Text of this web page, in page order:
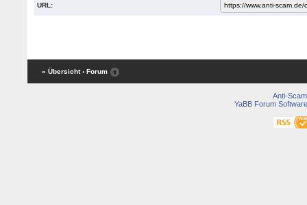
URL:
« Übersicht ‹ Forum
Anti-Scam
YaBB Forum Software